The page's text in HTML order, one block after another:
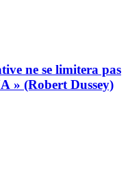
ne se limitera pas
» (Robert Dussey)